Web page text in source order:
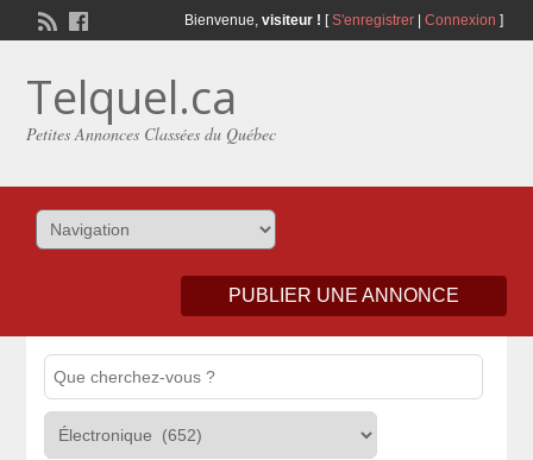
Bienvenue, visiteur ! [S'enregistrer| Connexion ]
Telquel.ca
Petites Annonces Classées du Québec
PUBLIER UNE ANNONCE